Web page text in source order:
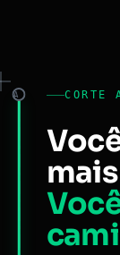
A CORTE